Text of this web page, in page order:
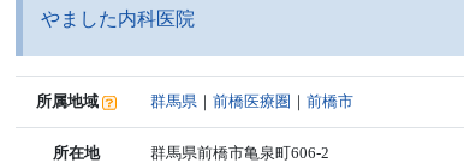
やました内科医院
所属地域 群馬県 ｜前橋医療圏 ｜前橋市
所在地 群馬県前橋市亀泉町606-2